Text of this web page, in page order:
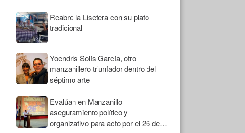
Reabre la Lisetera con su plato
tradicional
Yoendris Solís García, otro
manzanillero triunfador dentro del
séptimo arte
Evalúan en Manzanillo
aseguramiento político y
organizativo para acto por el 26 de